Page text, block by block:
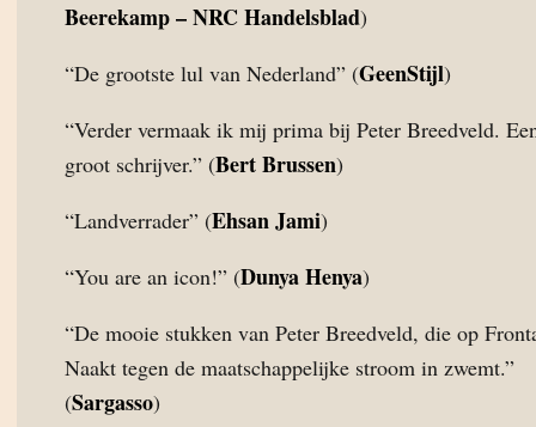
Beerekamp – NRC Handelsblad)
“De grootste lul van Nederland” (GeenStijl)
“Verder vermaak ik mij prima bij Peter Breedveld.
groot schrijver.” (Bert Brussen)
“Landverrader” (Ehsan Jami)
“You are an icon!” (Dunya Henya)
“De mooie stukken van Peter Breedveld, die op
Naakt tegen de maatschappelijke stroom in zwemt.”
(Sargasso)